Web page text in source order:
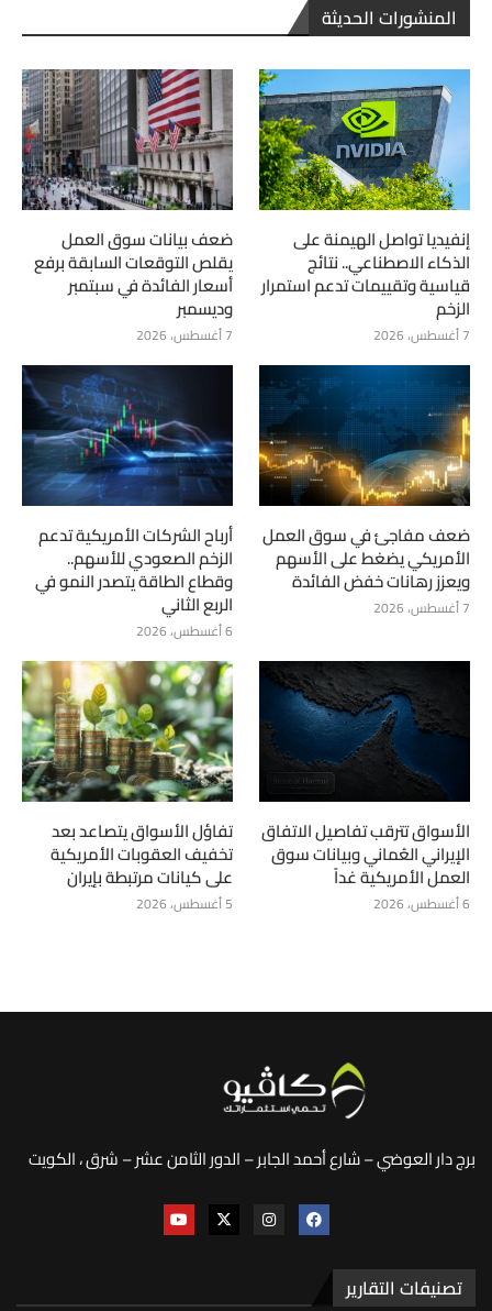
المنشورات الحديثة
إنفيديا تواصل الهيمنة على
الذكاء الاصطناعي.. نتائج
قياسية وتقييمات تدعم استمرار
الزخم
7 أغسطس، 2026
ضعف بيانات سوق العمل
يقلص التوقعات السابقة برفع
أسعار الفائدة في سبتمبر
وديسمبر
7 أغسطس، 2026
ضعف مفاجئ في سوق العمل
الأمريكي يضغط على الأسهم
ويعزز رهانات خفض الفائدة
7 أغسطس، 2026
أرباح الشركات الأمريكية تدعم
الزخم الصعودي للأسهم..
وقطاع الطاقة يتصدر النمو في
الربع الثاني
6 أغسطس، 2026
الأسواق تترقب تفاصيل الاتفاق
الإيراني العُماني وبيانات سوق
العمل الأمريكية غداً
6 أغسطس، 2026
تفاؤل الأسواق يتصاعد بعد
تخفيف العقوبات الأمريكية
على كيانات مرتبطة بإيران
5 أغسطس، 2026
برج دار العوضي – شارع أحمد الجابر – الدور الثامن عشر – شرق ، الكويت
تصنيفات التقارير